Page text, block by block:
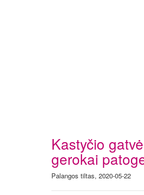
Kastyčio
gerokai
Palangos tiltas, 2020-05-22